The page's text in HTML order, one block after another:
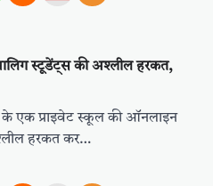
स्टूडेंट्स की अश्लील हरकत,
एक प्राइवेट स्कूल की ऑनलाइन
हरकत कर…